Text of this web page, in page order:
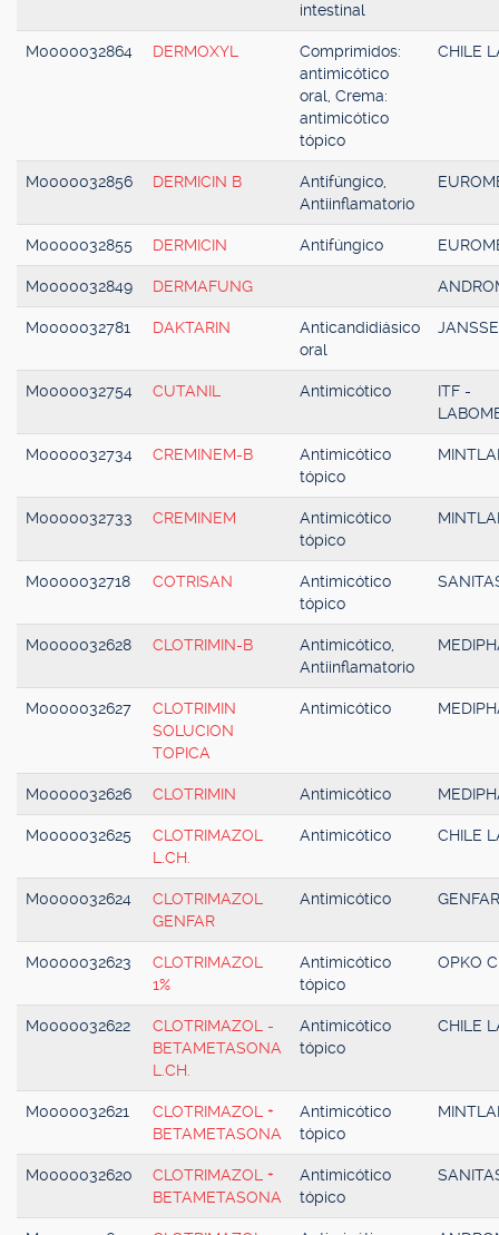
intestinal
M0000032864 DERMOXYL
Comprimidos:
antimicótico
oral, Crema:
antimicótico
tópico
CHILE
M0000032856 DERMICIN B
Antifúngico,
Antiinflamatorio
M0000032855 DERMICIN Antifúngico
M0000032849 DERMAFUNG
M0000032781 DAKTARIN
Anticandidiásico
oral
M0000032754 CUTANIL Antimicótico
ITF -
M0000032734 CREMINEM-B
Antimicótico
tópico
M0000032733 CREMINEM
Antimicótico
tópico
M0000032718 COTRISAN
Antimicótico
tópico
M0000032628 CLOTRIMIN-B
Antimicótico,
Antiinflamatorio
M0000032627
CLOTRIMIN
SOLUCION
TOPICA
Antimicótico
M0000032626 CLOTRIMIN Antimicótico
M0000032625
CLOTRIMAZOL
L.CH.
Antimicótico CHILE
M0000032624
CLOTRIMAZOL
GENFAR
Antimicótico GENFAR
M0000032623
CLOTRIMAZOL
1%
Antimicótico
tópico
OPKO
M0000032622
CLOTRIMAZOL -
BETAMETASONA
L.CH.
Antimicótico
tópico
CHILE
M0000032621
CLOTRIMAZOL +
BETAMETASONA
Antimicótico
tópico
M0000032620
CLOTRIMAZOL +
BETAMETASONA
Antimicótico
tópico